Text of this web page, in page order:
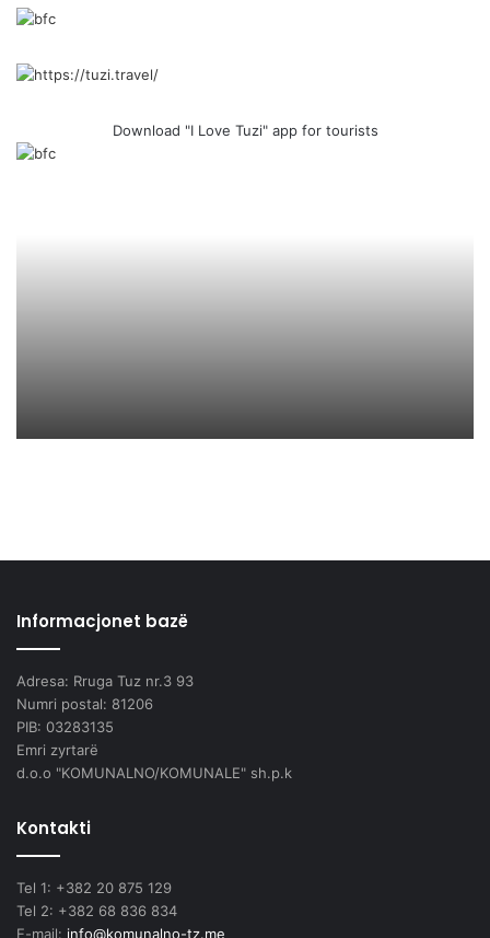
Download "I Love Tuzi" app for tourists
Informacjonet bazë
Adresa: Rruga Tuz nr.3 93
Numri postal: 81206
PIB: 03283135
Emri zyrtarë
d.o.o "KOMUNALNO/KOMUNALE" sh.p.k
Kontakti
Tel 1: +382 20 875 129
Tel 2: +382 68 836 834
E-mail: info@komunalno-tz.me